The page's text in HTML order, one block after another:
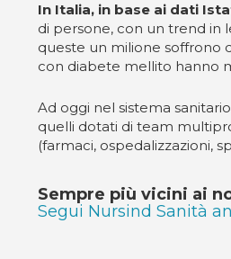
In Italia, in base ai dati
di persone, con un trend in
queste un milione soffrono
con diabete mellito hanno
Ad oggi nel sistema
quelli dotati di team
(farmaci, ospedalizzazioni,
Sempre più vicini ai
Segui Nursind Sanità